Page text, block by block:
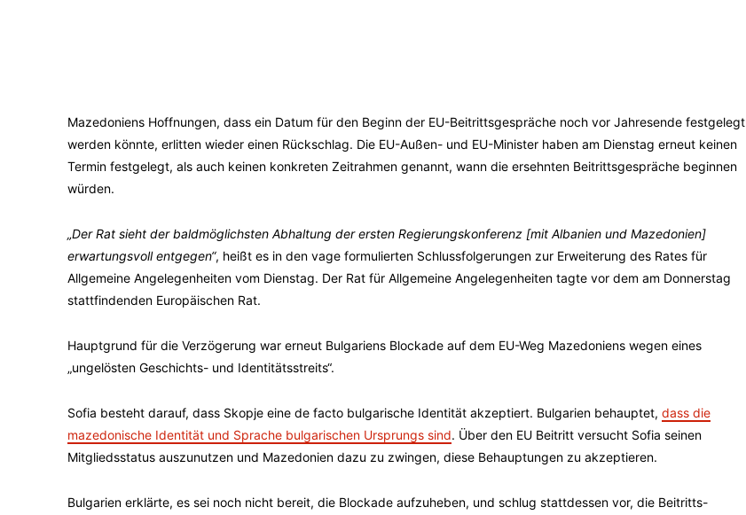
Mazedoniens Hoffnungen, dass ein Datum für den Beginn der EU-Beitrittsgespräche noch vor Jahresende festgelegt
werden könnte, erlitten wieder einen Rückschlag. Die EU-Außen- und EU-Minister haben am Dienstag erneut keinen
Termin festgelegt, als auch keinen konkreten Zeitrahmen genannt, wann die ersehnten Beitrittsgespräche beginnen
würden.
„Der Rat sieht der baldmöglichsten Abhaltung der ersten Regierungskonferenz [mit Albanien und Mazedonien]
erwartungsvoll entgegen“, heißt es in den vage formulierten Schlussfolgerungen zur Erweiterung des Rates für
Allgemeine Angelegenheiten vom Dienstag. Der Rat für Allgemeine Angelegenheiten tagte vor dem am Donnerstag
stattfindenden Europäischen Rat.
Hauptgrund für die Verzögerung war erneut Bulgariens Blockade auf dem EU-Weg Mazedoniens wegen eines
„ungelösten Geschichts- und Identitätsstreits“.
Sofia besteht darauf, dass Skopje eine de facto bulgarische Identität akzeptiert. Bulgarien behauptet, dass die
mazedonische Identität und Sprache bulgarischen Ursprungs sind. Über den EU Beitritt versucht Sofia seinen
Mitgliedsstatus auszunutzen und Mazedonien dazu zu zwingen, diese Behauptungen zu akzeptieren.
Bulgarien erklärte, es sei noch nicht bereit, die Blockade aufzuheben, und schlug stattdessen vor, die Beitritts-